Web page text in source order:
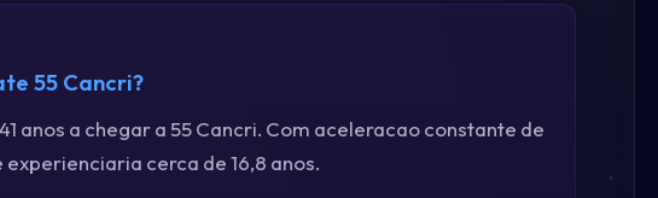
55 Cancri?
anos a chegar a 55 Cancri. Com aceleracao constante de
cerca de 16,8 anos.